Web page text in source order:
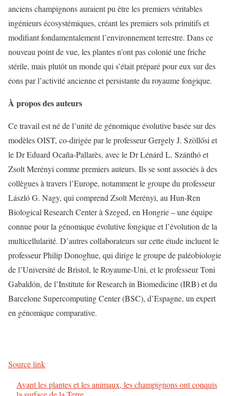
anciens champignons auraient pu être les premiers véritables
ingénieurs écosystémiques, créant les premiers sols primitifs et
modifiant fondamentalement l’environnement terrestre. Dans ce
nouveau point de vue, les plantes n’ont pas colonié une friche
stérile, mais plutôt un monde qui s’était préparé pour eux sur des
éons par l’activité ancienne et persistante du royaume fongique.
À propos des auteurs
Ce travail est né de l’unité de génomique évolutive basée sur des
modèles OIST, co-dirigée par le professeur Gergely J. Szöllősi et
le Dr Eduard Ocaña-Pallarès, avec le Dr Lénárd L. Szánthó et
Zsolt Merényi comme premiers auteurs. Ils se sont associés à des
collègues à travers l’Europe, notamment le groupe du professeur
László G. Nagy, qui comprend Zsolt Merényi, au Hun-Ren
Biological Research Center à Szeged, en Hongrie – une équipe
connue pour la génomique évolutive fongique et l’évolution de la
multicellularité. D’autres collaborateurs sur cette étude incluent le
professeur Philip Donoghue, qui dirige le groupe de paléobiologie
de l’Université de Bristol, le Royaume-Uni, et le professeur Toni
Gabaldón, de l’Institute for Research in Biomedicine (IRB) et du
Barcelone Supercomputing Center (BSC), d’Espagne, un expert
en génomique comparative.
Source link
Avant les plantes et les animaux, les champignons ont conquis